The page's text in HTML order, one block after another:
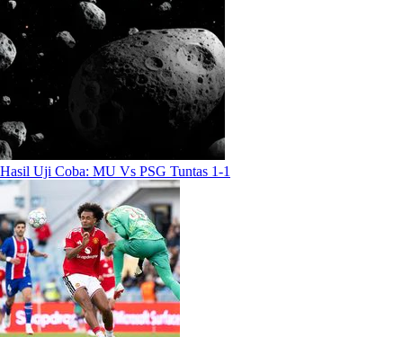
Hasil Uji Coba: MU Vs PSG Tuntas 1-1